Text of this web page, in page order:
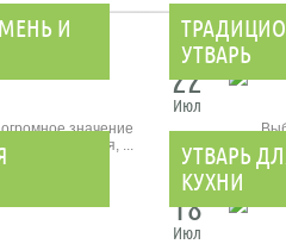
И
значение
приготовления, ...
22
Июл
УТВАРЬ
18
Июл
УТВАРЬ
КУХНИ